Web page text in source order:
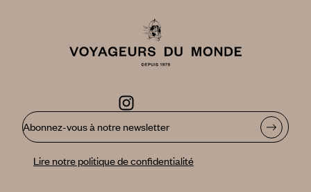
Abonnez-vous à notre newsletter
Lire notre politique de confidentialité